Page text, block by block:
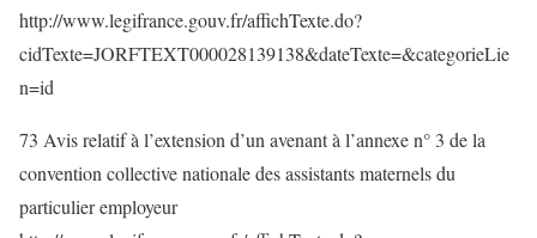
http://www.legifrance.gouv.fr/affichTexte.do?
cidTexte=JORFTEXT000028139138&dateTexte=&categorieLie
n=id
73 Avis relatif à l’extension d’un avenant à l’annexe n° 3 de la
convention collective nationale des assistants maternels du
particulier employeur